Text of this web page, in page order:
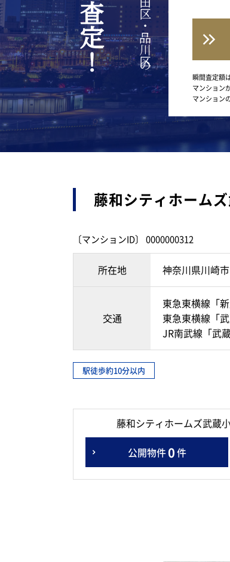
瞬間査定額
マンション
マンション
藤和シティホーム
〔マンションID〕 0000000312
所在地 神奈川県川崎
交通
東急東横線「
東急東横線「
JR南武線「武
駅徒歩約10分以内
藤和シティホームズ武蔵
公開物件0件